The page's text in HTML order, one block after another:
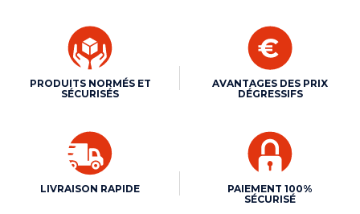
PRODUITS NORMÉS ET
SÉCURISÉS
AVANTAGES DES PRIX
DÉGRESSIFS
LIVRAISON RAPIDE
PAIEMENT 100%
SÉCURISÉ